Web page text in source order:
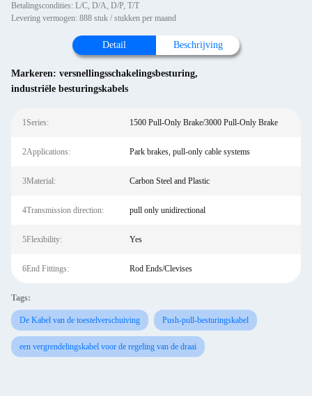
Betalingscondities: L/C, D/A, D/P, T/T
Levering vermogen: 888 stuk / stukken per maand
Detail Beschrijving
Markeren: versnellingsschakelingsbesturing,
industriële besturingskabels
1Series: 1500 Pull-Only Brake/3000 Pull-Only Brake
2Applications: Park brakes, pull-only cable systems
3Material: Carbon Steel and Plastic
4Transmission direction: pull only unidirectional
5Flexibility: Yes
6End Fittings: Rod Ends/Clevises
Tags:
De Kabel van de toestelverschuiving Push-pull-besturingskabel
een vergrendelingskabel voor de regeling van de draai